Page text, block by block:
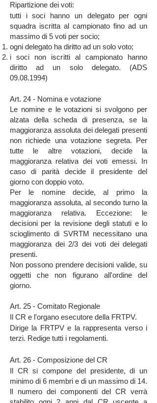
Ripartizione dei voti:
tutti i soci hanno un delegato per ogni
squadra iscritta al campionato fino ad un
massimo di 5 voti per socio;
ogni delegato ha diritto ad un solo voto;
i soci non iscritti al campionato hanno
diritto ad un solo delegato. (ADS
09.08.1994)
Art. 24 - Nomina e votazione
Le nomine e le votazioni si svolgono per
alzata della scheda di presenza, se la
maggioranza assoluta dei delegati presenti
non richiede una votazione segreta. Per
tutte le altre votazioni, decide la
maggioranza relativa dei voti emessi. In
caso di parità decide il presidente del
giorno con doppio voto.
Per le nomine decide, al primo la
maggioranza assoluta, al secondo turno la
maggioranza relativa. Eccezione: le
decisioni per la revisione degli statuti e lo
scioglimento di SVRTM necessitano una
maggioranza dei 2/3 dei voti dei delegati
presenti.
Non possono prendere decisioni valide, su
oggetti che non figurano all'ordine del
giorno.
Art. 25 - Comitato Regionale
Il CR e l'organo esecutore della FRTPV.
Dirige la FRTPV e la rappresenta verso i
terzi. Redige tutti i regolamenti.
Art. 26 - Composizione del CR
Il CR si compone del presidente, di un
minimo di 6 membri e di un massimo di 14.
lI numero dei componenti del CR verrà